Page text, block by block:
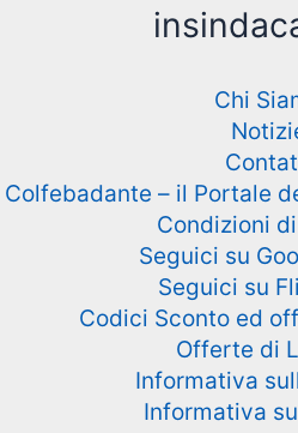
Chi
Colfebadante – il Portale
Condizioni
Seguici su
Seguici su
Codici Sconto ed
Offerte di
Informativa
Informativa